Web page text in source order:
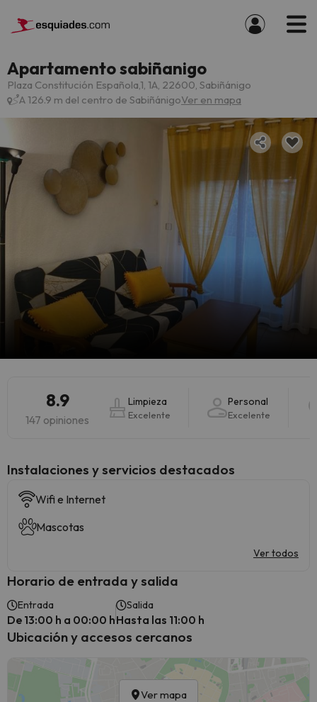
Apartamento sabiñanigo
Plaza Constitución Española,1, 1A, 22600, Sabiñánigo
A 126.9 m del centro de SabiñánigoVer en mapa
8.9
147 opiniones
Limpieza
Excelente
Personal
Excelente
Instalaciones y servicios destacados
Wifi e Internet
Mascotas
Ver todos
Horario de entrada y salida
Entrada
De 13:00 h a 00:00 h
Salida
Hasta las 11:00 h
Ubicación y accesos cercanos
Ver mapa